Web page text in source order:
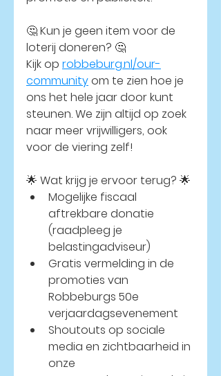
🤔 Kun je geen item voor de
loterij doneren? 🤔
Kijk op robbeburg.nl/our-
communityom te zien hoe je
ons het hele jaar door kunt
steunen. We zijn altijd op zoek
naar meer vrijwilligers, ook
voor de viering zelf!
🌟 Wat krijg je ervoor terug? 🌟
Mogelijke fiscaal
aftrekbare donatie
(raadpleeg je
belastingadviseur)
Gratis vermelding in de
promoties van
Robbeburgs 50e
verjaardagsevenement
Shoutouts op sociale
media en zichtbaarheid in
onze